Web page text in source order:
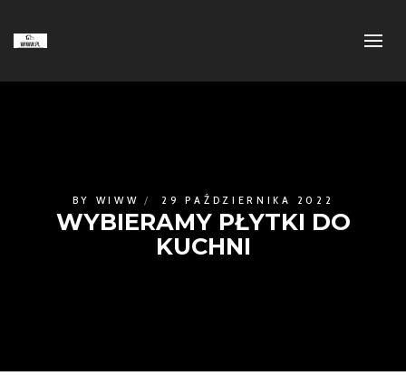
BY WIWW 29 PAŹDZIERNIKA 2022
WYBIERAMY PŁYTKI DO
KUCHNI